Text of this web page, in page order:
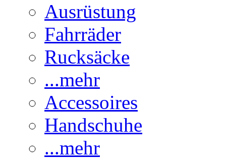
Ausrüstung
Fahrräder
Rucksäcke
...mehr
Accessoires
Handschuhe
...mehr